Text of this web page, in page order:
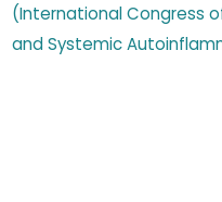
(International Congress
and Systemic